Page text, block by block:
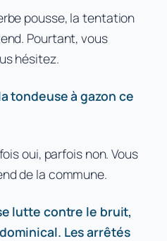
pousse, la tentation
Pourtant, vous
hésitez.
tondeuse à gazon ce
oui, parfois non. Vous
de la commune.
lutte contre le bruit,
Les arrêtés